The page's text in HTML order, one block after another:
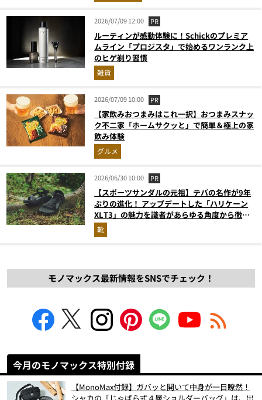
2026/07/09 12:00 PR
ルーティンが感動体験に！Schickのプレミア
ムライン「プロジスタ」で始めるワンランク上
のヒゲ剃り習慣
雑貨
2026/07/09 10:00 PR
【家飲みおつまみはこれ一択】おつまみスナッ
ク不二家「ホームサクッと」で簡単＆極上の家
飲み体験
グルメ
2026/06/30 10:00 PR
【スポーツサンダルの元祖】テバの名作が9年
ぶりの進化！ アップデートした「ハリケーン
XLT3」の魅力を識者があらゆる角度から徹底
解説！
靴
モノマックス最新情報をSNSでチェック！
今月のモノマックス特別付録
【MonoMax付録】ガバッと開いて中身が一目瞭然！
シャカの「じゃばら式４層ショルダーバッグ」は、出